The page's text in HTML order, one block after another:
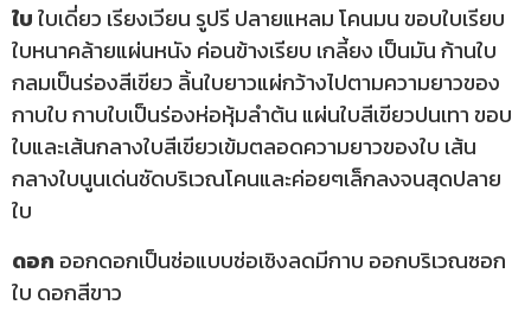
ใบใบเดี่ยว เรียงเวียน รูปรี ปลายแหลม โคนมน ขอบใบเรียบ
ใบหนาคล้ายแผ่นหนัง ค่อนข้างเรียบ เกลี้ยง เป็นมัน ก้านใบ
กลมเป็นร่องสีเขียว ลิ้นใบยาวแผ่กว้างไปตามความยาวของ
กาบใบ กาบใบเป็นร่องห่อหุ้มลำต้น แผ่นใบสีเขียวปนเทา ขอบ
ใบและเส้นกลางใบสีเขียวเข้มตลอดความยาวของใบ เส้น
กลางใบนูนเด่นชัดบริเวณโคนและค่อยๆเล็กลงจนสุดปลาย
ใบ
ดอก ออกดอกเป็นช่อแบบช่อเชิงลดมีกาบ ออกบริเวณซอก
ใบ ดอกสีขาว